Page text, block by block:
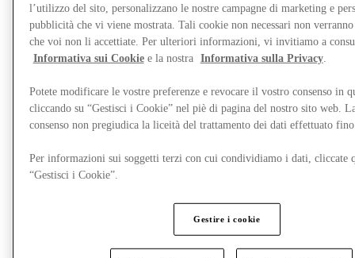
Ristoranti
Mappa del Centro
Gift Cards
l’utilizzo del sito, personalizzano le nostre campagne di marketing e
pubblicità che vi viene mostrata. Tali cookie non necessari non
che voi non li accettiate. Per ulteriori informazioni, vi invitiamo a
Informativa sui Cookiee la nostra Informativa sulla Privacy.
Potete modificare le vostre preferenze e revocare il vostro consenso in
cliccando su “Gestisci i Cookie” nel piè di pagina del nostro sito web.
consenso non pregiudica la liceità del trattamento dei dati effettuato
Per informazioni sui soggetti terzi con cui condividiamo i dati, cliccate
“Gestisci i Cookie”.
Gestire i cookie